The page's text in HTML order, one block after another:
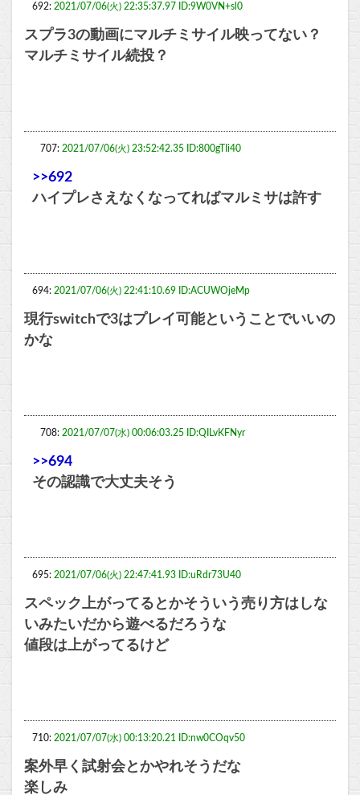
692: 2021/07/06(火) 22:35:37.97 ID:9W0VN+sl0
スプラ3の動画にマルチミサイル映ってない？
マルチミサイル続投？
707: 2021/07/06(火) 23:52:42.35 ID:800gTIi40
>>692
ハイプレさえなくなってればマルミサは許す
694: 2021/07/06(火) 22:41:10.69 ID:ACUWOjeMp
現行switchで3はプレイ可能ということでいいの
かな
708: 2021/07/07(水) 00:06:03.25 ID:QILvKFNyr
>>694
その認識で大丈夫そう
695: 2021/07/06(火) 22:47:41.93 ID:uRdr73U40
スペック上がってるとかそういう売り方はしな
いみたいだから遊べるだろうな
値段は上がってるけど
710: 2021/07/07(水) 00:13:20.21 ID:nw0COqv50
案外早く試射会とかやれそうだな
楽しみ